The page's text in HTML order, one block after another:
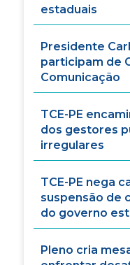
estaduais
Presidente
participam de
Comunicação
TCE-PE
dos gestores
irregulares
TCE-PE nega
suspensão de
do governo
Pleno cria